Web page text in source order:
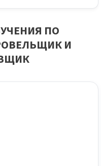
ПО
И